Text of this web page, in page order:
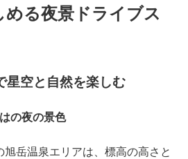
る夜景ドライブス
星空と自然を楽しむ
の夜の景色
岳温泉エリアは、標高の高さと